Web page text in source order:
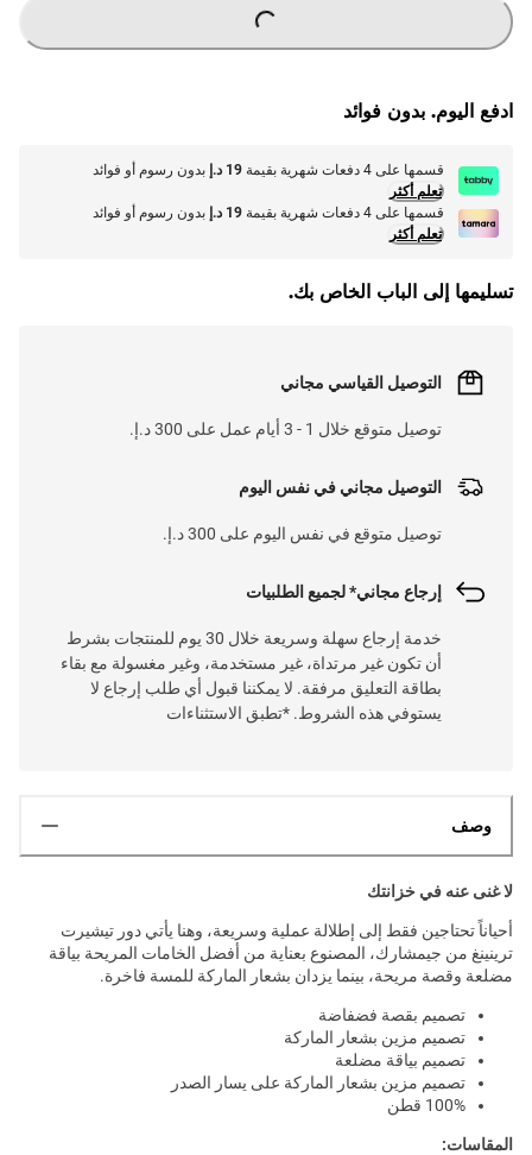
ادفع اليوم. بدون فوائد
قسمها على 4 دفعات شهرية بقيمة 19 د.إ
بدون رسوم أو فوائد
تعلم أكثر
قسمها على 4 دفعات شهرية بقيمة
19 د.إ
بدون رسوم أو فوائد
تعلم أكثر
تسليمها إلى الباب الخاص بك.
التوصيل القياسي مجاني
توصيل متوقع خلال 1 - 3 أيام عمل على 300 د.إ.
التوصيل مجاني في نفس اليوم
توصيل متوقع في نفس اليوم على 300 د.إ.
إرجاع مجاني* لجميع الطلبيات
خدمة إرجاع سهلة وسريعة خلال 30 يوم للمنتجات بشرط
أن تكون غير مرتداة، غير مستخدمة، وغير مغسولة مع بقاء
بطاقة التعليق مرفقة. لا يمكننا قبول أي طلب إرجاع لا
يستوفي هذه الشروط. *تطبق الاستثناءات
وصف
لا غنى عنه في خزانتك
أحياناً تحتاجين فقط إلى إطلالة عملية وسريعة، وهنا يأتي دور تيشيرت
ترينينغ من جيمشارك، المصنوع بعناية من أفضل الخامات المريحة بياقة
مضلعة وقصة مريحة، بينما يزدان بشعار الماركة للمسة فاخرة.
تصميم بقصة فضفاضة
تصميم مزين بشعار الماركة
تصميم بياقة مضلعة
تصميم مزين بشعار الماركة على يسار الصدر
100% قطن
المقاسات: